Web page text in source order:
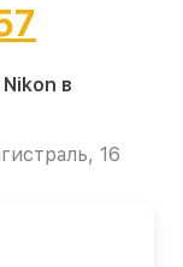
в
16